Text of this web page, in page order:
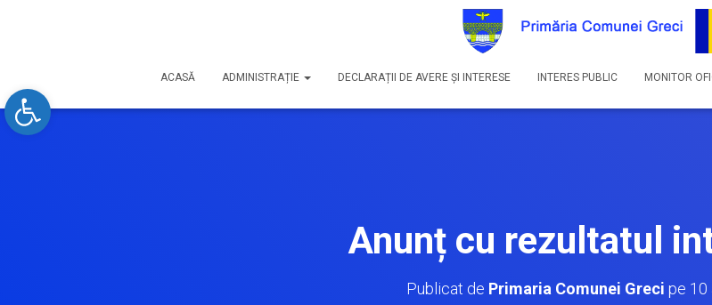
Open toolbar
ACASĂ ADMINISTRAȚIE DECLARAȚII DE AVERE ȘI INTERESE INTERES PUBLIC MONITOR
Anunț cu rezultatul
Publicat de Primaria Comunei Greci pe 10